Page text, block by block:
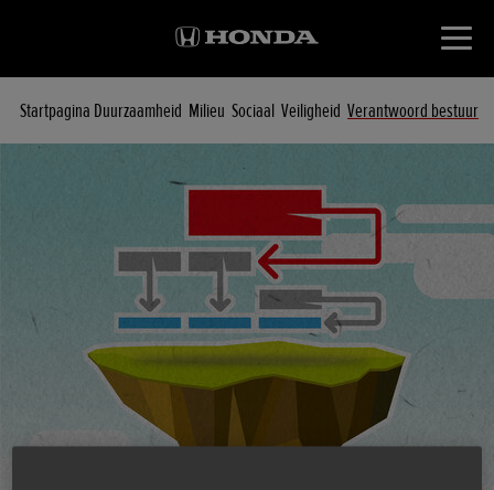
Startpagina Duurzaamheid Milieu Sociaal Veiligheid Verantwoord bestuur